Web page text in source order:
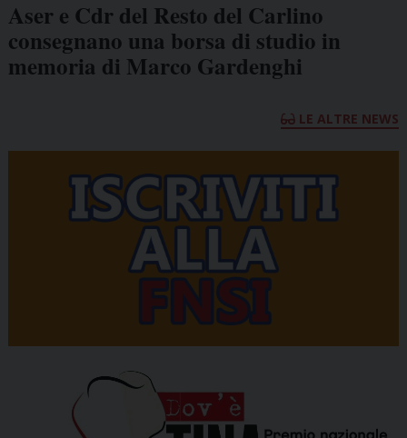
Aser e Cdr del Resto del Carlino
consegnano una borsa di studio in
memoria di Marco Gardenghi
LE ALTRE NEWS